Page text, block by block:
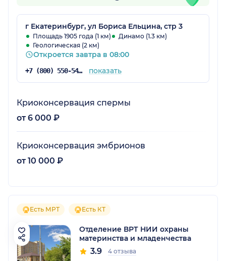
г Екатеринбург, ул Бориса Ельцина, стр 3
Площадь 1905 года (1 км)
Динамо (1.3 км)
Геологическая (2 км)
Откроется завтра в 08:00
+7 (800) 550-54-85 показать
Криоконсервация спермы
от 6 000 ₽
Криоконсервация эмбрионов
от 10 000 ₽
Есть МРТ Есть КТ
Отделение ВРТ НИИ охраны
материнства и младенчества
3.9 4 отзыва